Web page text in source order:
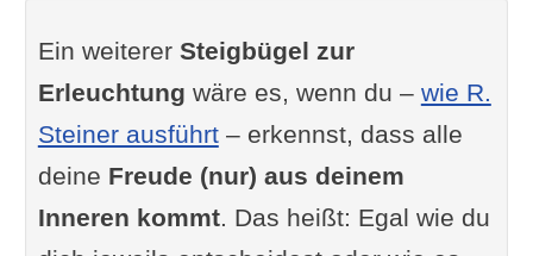
Ein weiterer Steigbügel zur
Erleuchtung wäre es, wenn du – wie R.
Steiner ausführt– erkennst, dass alle
deine Freude (nur) aus deinem
Inneren kommt. Das heißt: Egal wie du